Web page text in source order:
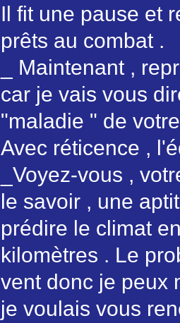
Il fit une pause et
prêts au combat .
_ Maintenant ,
car je vais vous
"maladie " de
Avec réticence ,
_Voyez-vous ,
le savoir , une
prédire le climat
kilomètres . Le
vent donc je peux
je voulais vous